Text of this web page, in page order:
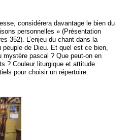
considérera davantage le bien du
personnelles » (Présentation
352). L’enjeu du chant dans la
de Dieu. Et quel est ce bien,
mystère pascal ? Que peut-on en
? Couleur liturgique et attitude
pour choisir un répertoire.